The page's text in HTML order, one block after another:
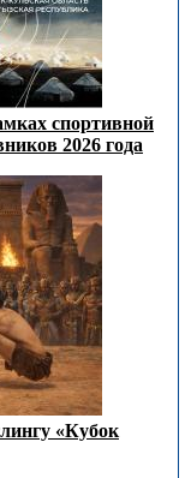
спортивной
2026 года
«Кубок